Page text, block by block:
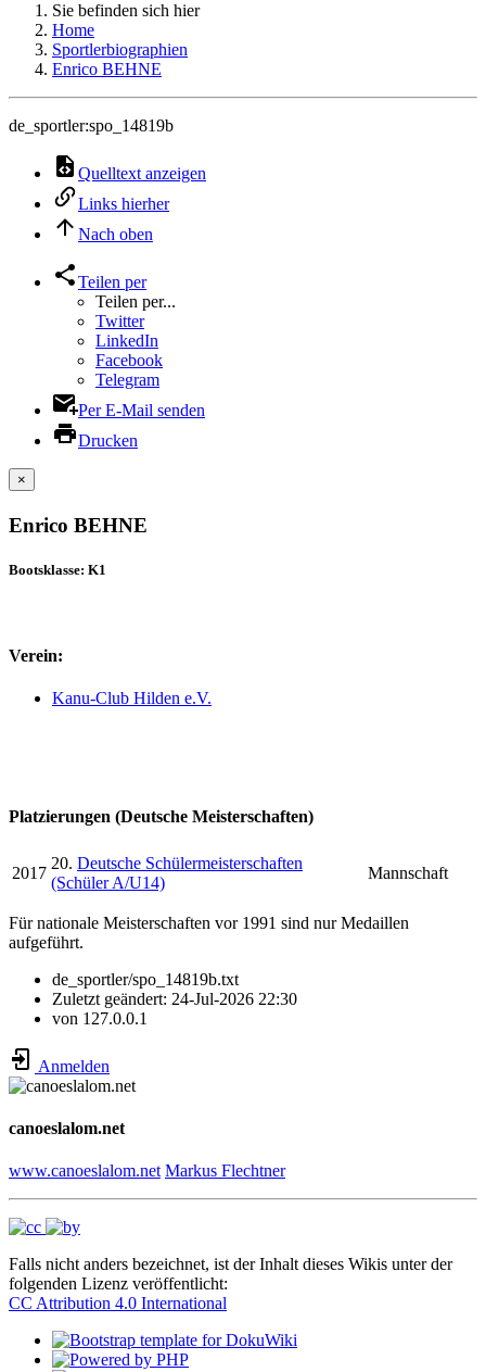
Sie befinden sich hier
Home
Sportlerbiographien
Enrico BEHNE
de_sportler:spo_14819b
Quelltext anzeigen
Links hierher
Nach oben
Teilen per
Teilen per...
Twitter
LinkedIn
Facebook
Telegram
Per E-Mail senden
Drucken
×
Enrico BEHNE
Bootsklasse: K1
Verein:
Kanu-Club Hilden e.V.
Platzierungen (Deutsche Meisterschaften)
2017
20. Deutsche Schülermeisterschaften
(Schüler A/U14)
Mannschaft
Für nationale Meisterschaften vor 1991 sind nur Medaillen
aufgeführt.
de_sportler/spo_14819b.txt
Zuletzt geändert: 24-Jul-2026 22:30
von 127.0.0.1
Anmelden
canoeslalom.net
www.canoeslalom.net Markus Flechtner
Falls nicht anders bezeichnet, ist der Inhalt dieses Wikis unter der
folgenden Lizenz veröffentlicht:
CC Attribution 4.0 International